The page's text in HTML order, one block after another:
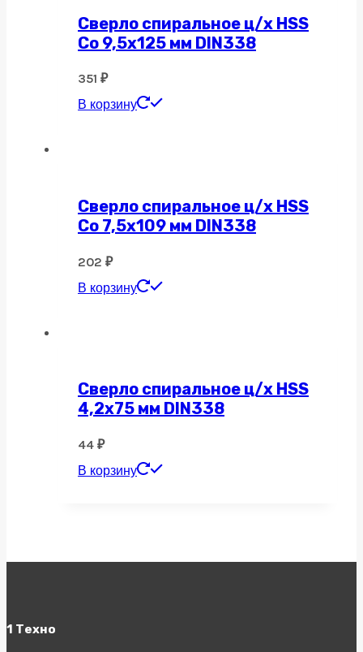
Сверло спиральное ц/х HSS
Co 9,5х125 мм DIN338
351 ₽
В корзину
Сверло спиральное ц/х HSS
Co 7,5х109 мм DIN338
202 ₽
В корзину
Сверло спиральное ц/х HSS
4,2х75 мм DIN338
44 ₽
В корзину
1 Техно